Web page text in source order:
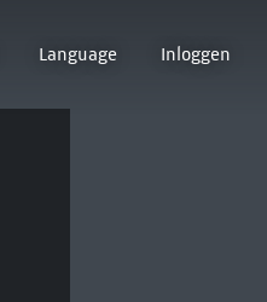
Language Inloggen